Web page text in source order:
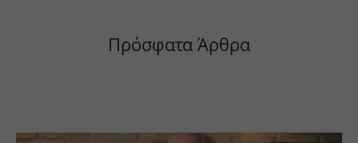
Πρόσφατα Άρθρα